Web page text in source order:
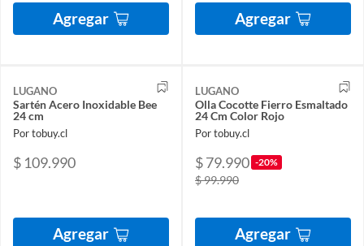
Agregar Agregar
LUGANO
Sartén Acero Inoxidable Bee
24 cm
Por tobuy.cl
$ 109.990
Agregar
LUGANO
Olla Cocotte Fierro Esmaltado
24 Cm Color Rojo
Por tobuy.cl
$ 79.990 -20%
$ 99.990
Agregar